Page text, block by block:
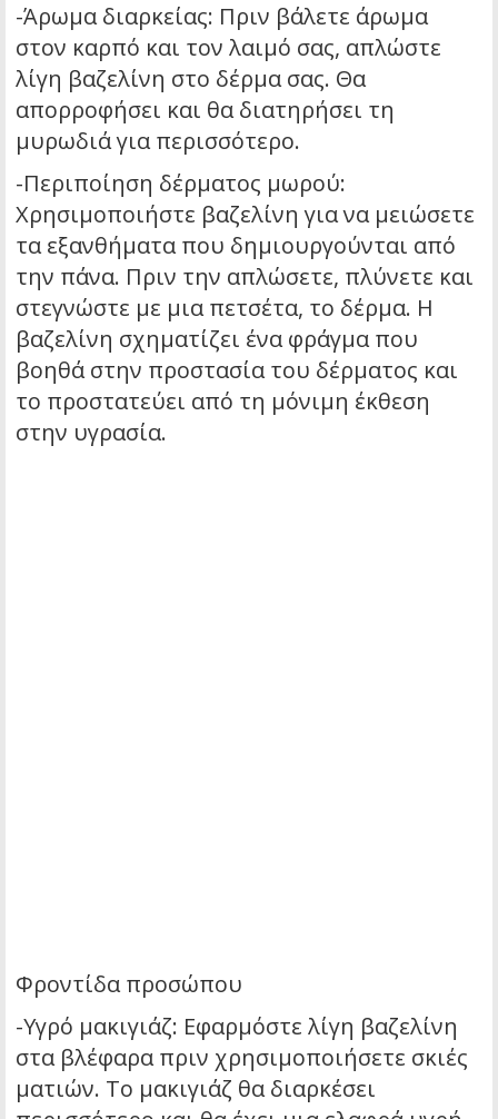
-Άρωμα διαρκείας: Πριν βάλετε άρωμα
στον καρπό και τον λαιμό σας, απλώστε
λίγη βαζελίνη στο δέρμα σας. Θα
απορροφήσει και θα διατηρήσει τη
μυρωδιά για περισσότερο.
-Περιποίηση δέρματος μωρού:
Χρησιμοποιήστε βαζελίνη για να μειώσετε
τα εξανθήματα που δημιουργούνται από
την πάνα. Πριν την απλώσετε, πλύνετε και
στεγνώστε με μια πετσέτα, το δέρμα. Η
βαζελίνη σχηματίζει ένα φράγμα που
βοηθά στην προστασία του δέρματος και
το προστατεύει από τη μόνιμη έκθεση
στην υγρασία.
Φροντίδα προσώπου
-Υγρό μακιγιάζ: Εφαρμόστε λίγη βαζελίνη
στα βλέφαρα πριν χρησιμοποιήσετε σκιές
ματιών. Το μακιγιάζ θα διαρκέσει